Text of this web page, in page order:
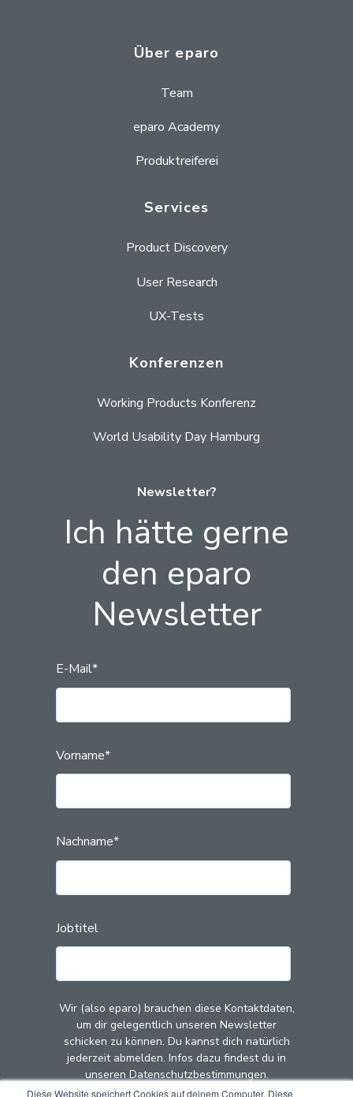
Diese Website speichert Cookies auf deinem Computer. Diese
Über eparo
Team
eparo Academy
Produktreiferei
Services
Product Discovery
User Research
UX-Tests
Konferenzen
Working Products Konferenz
World Usability Day Hamburg
Newsletter?
Ich hätte gerne
den eparo
Newsletter
E-Mail*
Vorname*
Nachname*
Jobtitel
Wir (also eparo) brauchen diese Kontaktdaten,
um dir gelegentlich unseren Newsletter
schicken zu können. Du kannst dich natürlich
jederzeit abmelden. Infos dazu findest du in
unseren Datenschutzbestimmungen.